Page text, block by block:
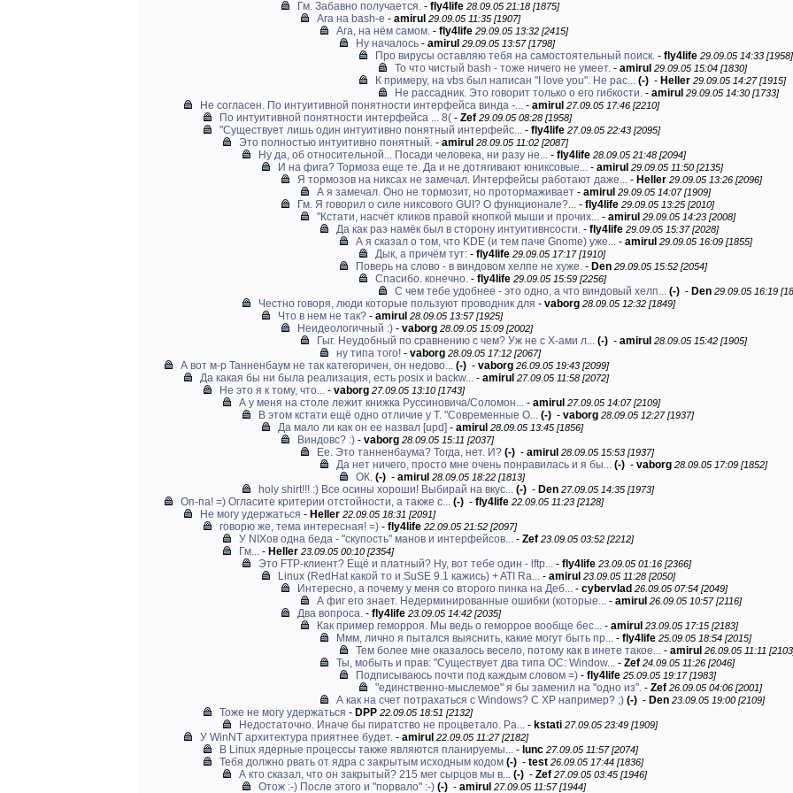
Гм. Забавно получается. - fly4life 28.09.05 21:18 [1875]
Ага на bash-е - amirul 29.09.05 11:35 [1907]
Ага, на нём самом. - fly4life 29.09.05 13:32 [2415]
Ну началось - amirul 29.09.05 13:57 [1798]
Про вирусы оставляю тебя на самостоятельный поиск. - fly4life 29.09.05 14:33 [1958]
То что чистый bash - тоже ничего не умеет. - amirul 29.09.05 15:04 [1830]
К примеру, на vbs был написан "I love you". Не рас... (-) - Heller 29.09.05 14:27 [1915]
Не рассадник. Это говорит только о его гибкости. - amirul 29.09.05 14:30 [1733]
Не согласен. По интуитивной понятности интерфейса винда -... - amirul 27.09.05 17:46 [2210]
По интуитивной понятности интерфейса ... 8( - Zef 29.09.05 08:28 [1958]
"Существует лишь один интуитивно понятный интерфейс... - fly4life 27.09.05 22:43 [2095]
Это полностью интуитивно понятный. - amirul 28.09.05 11:02 [2087]
Ну да, об относительной... Посади человека, ни разу не... - fly4life 28.09.05 21:48 [2094]
И на фига? Тормоза еще те. Да и не дотягивают юниксовые... - amirul 29.09.05 11:50 [2135]
Я тормозов на никсах не замечал. Интерфейсы работают даже... - Heller 29.09.05 13:26 [2096]
А я замечал. Оно не тормозит, но протормаживает - amirul 29.09.05 14:07 [1909]
Гм. Я говорил о силе никсового GUI? О функционале?... - fly4life 29.09.05 13:25 [2010]
"Кстати, насчёт кликов правой кнопкой мыши и прочих... - amirul 29.09.05 14:23 [2008]
Да как раз намёк был в сторону интуитивнсости. - fly4life 29.09.05 15:37 [2028]
А я сказал о том, что KDE (и тем паче Gnome) уже... - amirul 29.09.05 16:09 [1855]
Дык, а причём тут: - fly4life 29.09.05 17:17 [1910]
Поверь на слово - в виндовом хелпе не хуже. - Den 29.09.05 15:52 [2054]
Спасибо. конечно. - fly4life 29.09.05 15:59 [2256]
С чем тебе удобнее - это одно, а что виндовый хелп... (-) - Den 29.09.05 16:19
Честно говоря, люди которые пользуют проводник для - vaborg 28.09.05 12:32 [1849]
Что в нем не так? - amirul 28.09.05 13:57 [1925]
Неидеологичный :) - vaborg 28.09.05 15:09 [2002]
Гыг. Неудобный по сравнению с чем? Уж не с X-ами л... (-) - amirul 28.09.05 15:42 [1905]
ну типа того! - vaborg 28.09.05 17:12 [2067]
А вот м-р Танненбаум не так категоричен, он недово... (-) - vaborg 26.09.05 19:43 [2099]
Да какая бы ни была реализация, есть posix и backw... - amirul 27.09.05 11:58 [2072]
Не это я к тому, что... - vaborg 27.09.05 13:10 [1743]
А у меня на столе лежит книжка Руссиновича/Соломон... - amirul 27.09.05 14:07 [2109]
В этом кстати ещё одно отличие у Т. "Современные О... (-) - vaborg 28.09.05 12:27 [1937]
Да мало ли как он ее назвал [upd] - amirul 28.09.05 13:45 [1856]
Виндовс? :) - vaborg 28.09.05 15:11 [2037]
Ее. Это танненбаума? Тогда, нет. И? (-) - amirul 28.09.05 15:53 [1937]
Да нет ничего, просто мне очень понравилась и я бы... (-) - vaborg 28.09.05 17:09 [1852]
ОК. (-) - amirul 28.09.05 18:22 [1813]
holy shirt!!! :) Все осины хороши! Выбирай на вкус... (-) - Den 27.09.05 14:35 [1973]
Оп-па! =) Огласите критерии отстойности, а также с... (-) - fly4life 22.09.05 11:23 [2128]
Не могу удержаться - Heller 22.09.05 18:31 [2091]
говорю же, тема интересная! =) - fly4life 22.09.05 21:52 [2097]
У NIXов одна беда - "скупость" манов и интерфейсов... - Zef 23.09.05 03:52 [2212]
Гм... - Heller 23.09.05 00:10 [2354]
Это FTP-клиент? Ещё и платный? Ну, вот тебе один - lftp... - fly4life 23.09.05 01:16 [2366]
Linux (RedHat какой то и SuSE 9.1 кажись) + ATI Ra... - amirul 23.09.05 11:28 [2050]
Интересно, а почему у меня со второго пинка на Деб... - cybervlad 26.09.05 07:54 [2049]
А фиг его знает. Недерминированные ошибки (которые... - amirul 26.09.05 10:57 [2116]
Два вопроса. - fly4life 23.09.05 14:42 [2035]
Как пример геморроя. Мы ведь о геморрое вообще бес... - amirul 23.09.05 17:15 [2183]
Ммм, лично я пытался выяснить, какие могут быть пр... - fly4life 25.09.05 18:54 [2015]
Тем более мне оказалось весело, потому как в инете такое... - amirul 26.09.05 11:11
Ты, мобыть и прав: "Существует два типа ОС: Window... - Zef 24.09.05 11:26 [2046]
Подписываюсь почти под каждым словом =) - fly4life 25.09.05 19:17 [1983]
"единственно-мыслемое" я бы заменил на "одно из". - Zef 26.09.05 04:06 [2001]
А как на счет потрахаться с Windows? C XP например? ;) (-) - Den 23.09.05 19:00 [2109]
Тоже не могу удержаться - DPP 22.09.05 18:51 [2132]
Недостаточно. Иначе бы пиратство не процветало. Ра... - kstati 27.09.05 23:49 [1909]
У WinNT архитектура приятнее будет. - amirul 22.09.05 11:27 [2182]
В Linux ядерные процессы также являются планируемы... - lunc 27.09.05 11:57 [2074]
Тебя должно рвать от ядра с закрытым исходным кодом (-) - test 26.09.05 17:44 [1836]
А кто сказал, что он закрытый? 215 мег сырцов мы в... (-) - Zef 27.09.05 03:45 [1946]
Отож :-) После этого и "порвало" :-) (-) - amirul 27.09.05 11:57 [1944]